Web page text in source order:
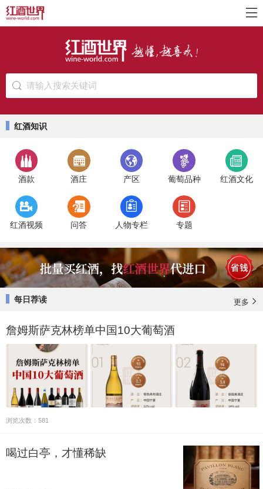
请输入搜索关键词
红酒知识
酒款 酒庄 产区 葡萄品种 红酒文化
红酒视频 问答 人物专栏 专题
每日荐读 更多
詹姆斯萨克林榜单中国10大葡萄酒
浏览次数：581
喝过白亭，才懂稀缺